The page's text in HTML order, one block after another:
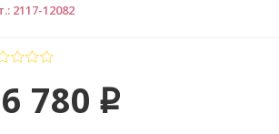
: 2117-12082
780 p